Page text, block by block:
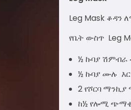
Leg Mask ቆዳን
የቤት ውስጥ Leg
½ ኩባያ ሽምብራ
½ ኩባያ ሙሉ
2 የሾርባ ማንኪያ
ከ½ የሎሚ